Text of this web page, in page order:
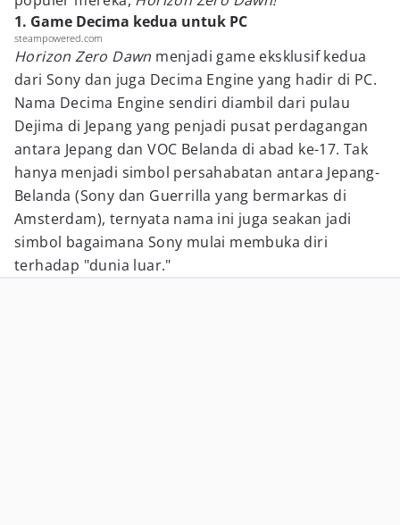
1. Game Decima kedua untuk PC
steampowered.com
Horizon Zero Dawn menjadi game eksklusif kedua
dari Sony dan juga Decima Engine yang hadir di PC.
Nama Decima Engine sendiri diambil dari pulau
Dejima di Jepang yang penjadi pusat perdagangan
antara Jepang dan VOC Belanda di abad ke-17. Tak
hanya menjadi simbol persahabatan antara Jepang-
Belanda (Sony dan Guerrilla yang bermarkas di
Amsterdam), ternyata nama ini juga seakan jadi
simbol bagaimana Sony mulai membuka diri
terhadap "dunia luar."